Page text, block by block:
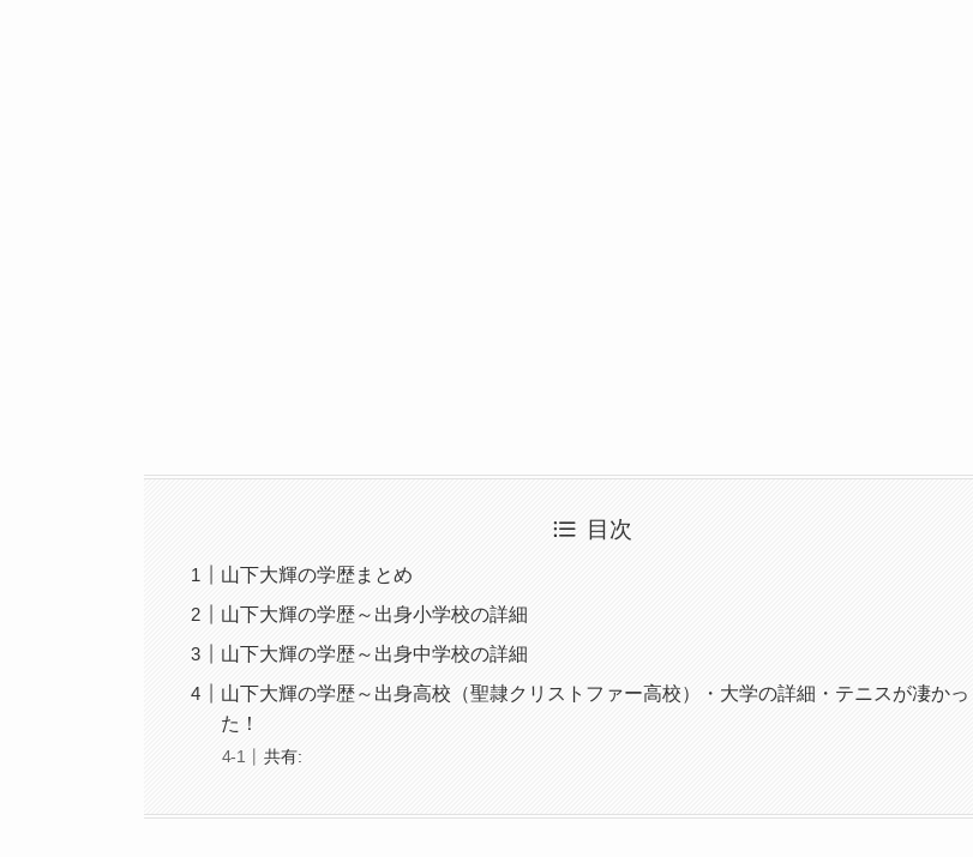
目次
山下大輝の学歴まとめ
山下大輝の学歴～出身小学校の詳細
山下大輝の学歴～出身中学校の詳細
山下大輝の学歴～出身高校（聖隷クリストファー高校）・大学の詳細・テニスが凄かっ
た！
共有: